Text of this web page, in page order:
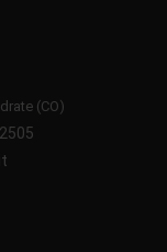
(CO)